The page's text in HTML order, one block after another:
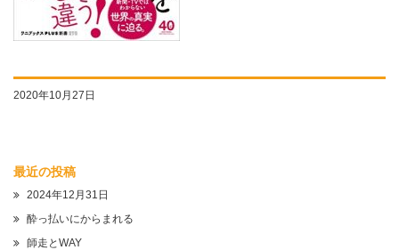
2020年10月27日
最近の投稿
2024年12月31日
酔っ払いにからまれる
師走とWAY